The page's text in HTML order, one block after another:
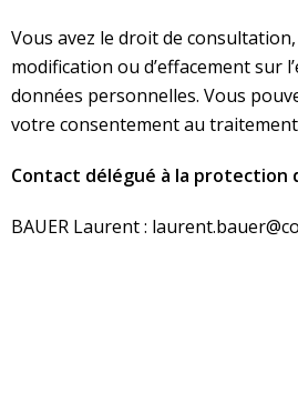
Vous avez le droit de
modification ou d’effacement sur
données personnelles. Vous
votre consentement au
Contact délégué à la protection
BAUER Laurent :